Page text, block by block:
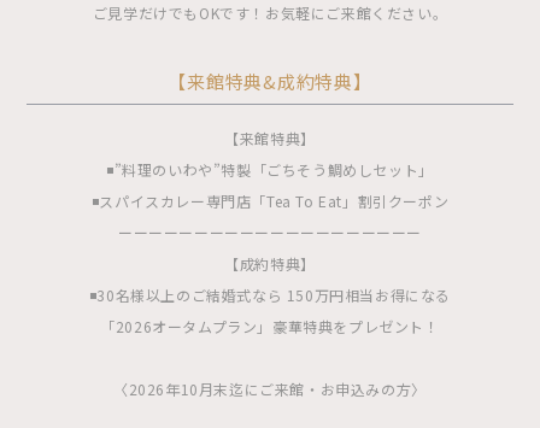
ご見学だけでもOKです！お気軽にご来館ください。
【来館特典&成約特典】
【来館特典】
◾️”料理のいわや”特製「ごちそう鯛めしセット」
◾️スパイスカレー専門店「Tea To Eat」割引クーポン
ーーーーーーーーーーーーーーーーーーーー
【成約特典】
◾️30名様以上のご結婚式なら 150万円相当お得になる
「2026オータムプラン」豪華特典をプレゼント！
〈2026年10月末迄にご来館・お申込みの方〉